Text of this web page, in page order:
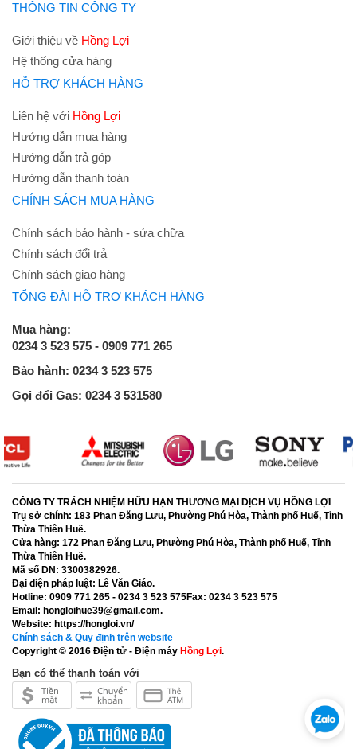
THÔNG TIN CÔNG TY
Giới thiệu về Hồng Lợi
Hệ thống cửa hàng
HỖ TRỢ KHÁCH HÀNG
Liên hệ với Hồng Lợi
Hướng dẫn mua hàng
Hướng dẫn trả góp
Hướng dẫn thanh toán
CHÍNH SÁCH MUA HÀNG
Chính sách bảo hành - sửa chữa
Chính sách đổi trả
Chính sách giao hàng
TỔNG ĐÀI HỖ TRỢ KHÁCH HÀNG
Mua hàng:
0234 3 523 575 - 0909 771 265
Bảo hành: 0234 3 523 575
Gọi đổi Gas: 0234 3 531580
CÔNG TY TRÁCH NHIỆM HỮU HẠN THƯƠNG MẠI DỊCH VỤ HỒNG LỢI
Trụ sở chính: 183 Phan Đăng Lưu, Phường Phú Hòa, Thành phố Huế, Tỉnh
Thừa Thiên Huế.
Cửa hàng: 172 Phan Đăng Lưu, Phường Phú Hòa, Thành phố Huế, Tỉnh
Thừa Thiên Huế.
Mã số DN: 3300382926.
Đại diện pháp luật: Lê Văn Giáo.
Hotline: 0909 771 265 - 0234 3 523 575Fax: 0234 3 523 575
Email: hongloihue39@gmail.com.
Website: https://hongloi.vn/
Chính sách & Quy định trên website
Copyright © 2016 Điện tử - Điện máy Hồng Lợi.
Bạn có thể thanh toán với